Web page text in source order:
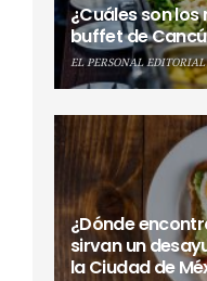
¿Cuáles son
buffet de
EL PERSONAL EDITORIAL
¿Dónde
sirvan un
la Ciudad de